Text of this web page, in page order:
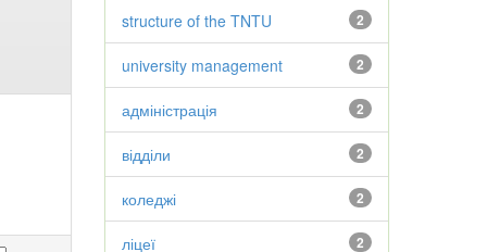
2
structure of the TNTU
2
university management
2
адміністрація
2
відділи
2
коледжі
2
ліцеї